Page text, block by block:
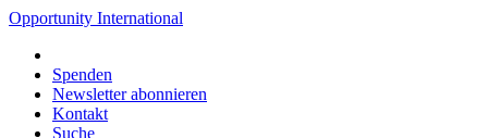
Opportunity International
Spenden
Newsletter abonnieren
Kontakt
Suche